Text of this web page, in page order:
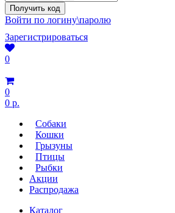
Войти по логину\паролю
Зарегистрироваться
0
0
0 р.
Собаки
Кошки
Грызуны
Птицы
Рыбки
Акции
Распродажа
Каталог